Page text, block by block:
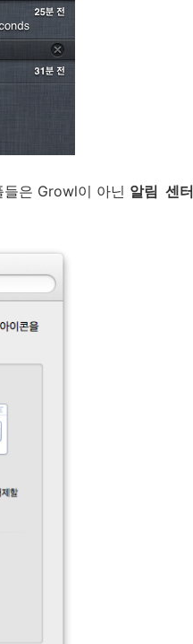
은 Growl이 아닌 알림 센터